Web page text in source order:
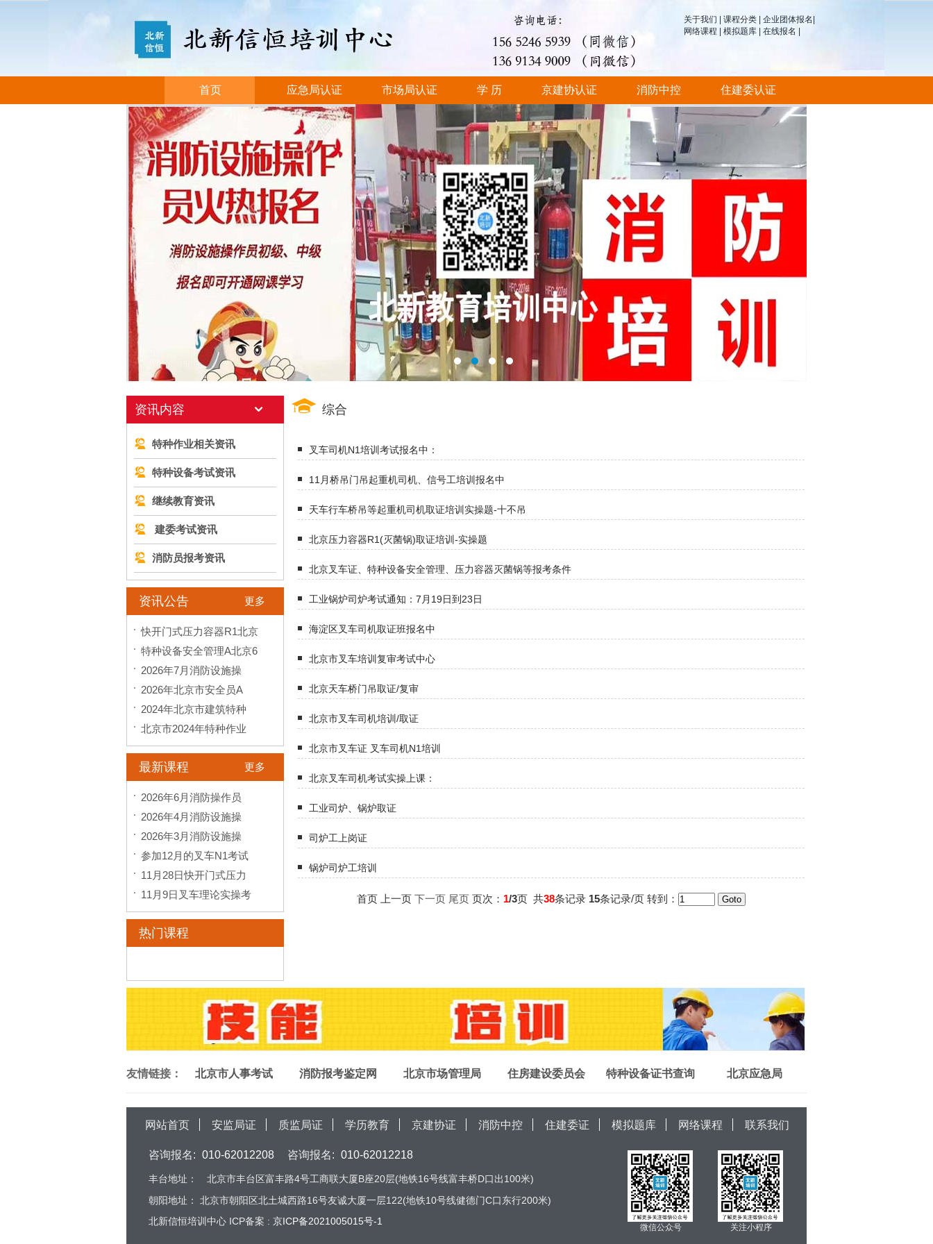
关于我们 课程分类| 企业团体报名
网络课程
模拟题库| 在线报名
首页 应急局认证 市场局认证 学 历 京建协认证 消防中控 住建委认证
资讯内容
特种作业相关资讯
特种设备考试资讯
继续教育资讯
建委考试资讯
消防员报考资讯
资讯公告 更多
快开门式压力容器R1北京
特种设备安全管理A北京6
2026年7月消防设施操
2026年北京市安全员A
2024年北京市建筑特种
北京市2024年特种作业
最新课程 更多
2026年6月消防操作员
2026年4月消防设施操
2026年3月消防设施操
参加12月的叉车N1考试
11月28日快开门式压力
11月9日叉车理论实操考
热门课程
综合
叉车司机N1培训考试报名中：
11月桥吊门吊起重机司机、信号工培训报名中
天车行车桥吊等起重机司机取证培训实操题-十不吊
北京压力容器R1(灭菌锅)取证培训-实操题
北京叉车证、特种设备安全管理、压力容器灭菌锅等报考条件
工业锅炉司炉考试通知：7月19日到23日
海淀区叉车司机取证班报名中
北京市叉车培训复审考试中心
北京天车桥门吊取证/复审
北京市叉车司机培训/取证
北京市叉车证 叉车司机N1培训
北京叉车司机考试实操上课：
工业司炉、锅炉取证
司炉工上岗证
锅炉司炉工培训
首页 上一页 下一页 尾页 页次： 1/3页 共38条记录 15条记录/页 转到：
友情链接： 北京市人事考试 消防报考鉴定网 北京市场管理局 住房建设委员会 特种设备证书查询 北京应急局
网站首页 安监局证 质监局证 学历教育 京建协证 消防中控 住建委证 模拟题库 网络课程 联系我们
咨询报名: 010-62012208 咨询报名: 010-62012218
丰台地址：
北京市丰台区富丰路4号工商联大厦B座20层(地铁16号线富丰桥D口出100米)
朝阳地址：
北京市朝阳区北土城西路16号友诚大厦一层122(地铁10号线健德门C口东行200米)
北新信恒培训中心 ICP备案 : 京ICP备2021005015号-1
微信公众号 关注小程序